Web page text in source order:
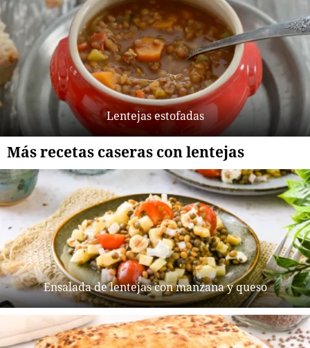
Lentejas estofadas
Más recetas caseras con lentejas
Ensalada de lentejas con manzana y queso